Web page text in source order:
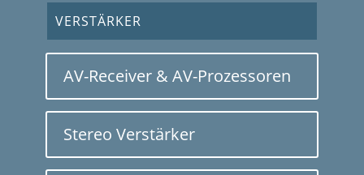
VERSTÄRKER
AV-Receiver & AV-Prozessoren
Stereo Verstärker